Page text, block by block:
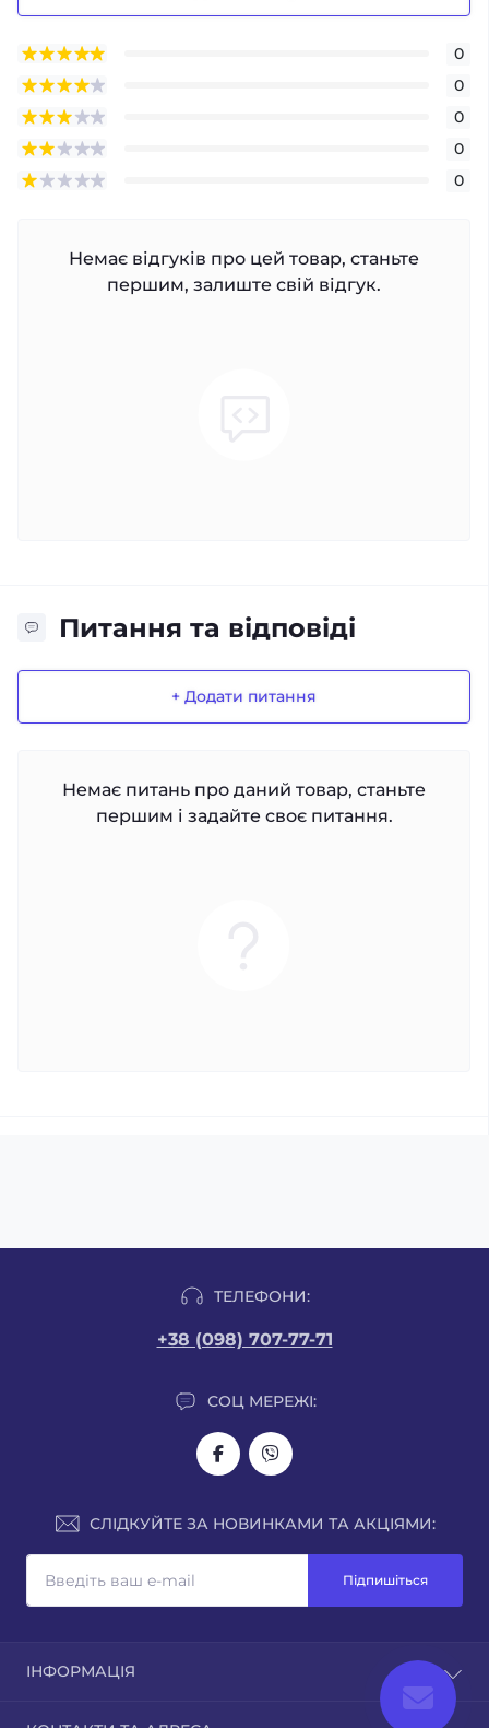
0
0
0
0
0
Немає відгуків про цей товар, станьте
першим, залиште свій відгук.
Питання та відповіді
+ Додати питання
Немає питань про даний товар, станьте
першим і задайте своє питання.
ТЕЛЕФОНИ:
+38 (098) 707-77-71
СОЦ МЕРЕЖІ:
СЛІДКУЙТЕ ЗА НОВИНКАМИ ТА АКЦІЯМИ:
Підпишіться
ІНФОРМАЦІЯ